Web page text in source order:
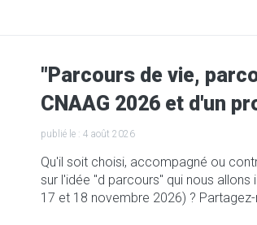
"Parcours de vie,
CNAAG 2026 et d'un
publié le : 4 août 2026
Qu'il soit choisi, accompagné ou
sur l'idée "d parcours" qui nous
17 et 18 novembre 2026) ?